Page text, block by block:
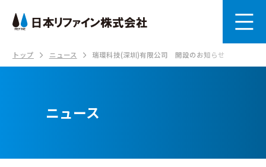
トップ ニュース 瑞環科技(深圳)有限公司 開設のお知らせ
ニュース